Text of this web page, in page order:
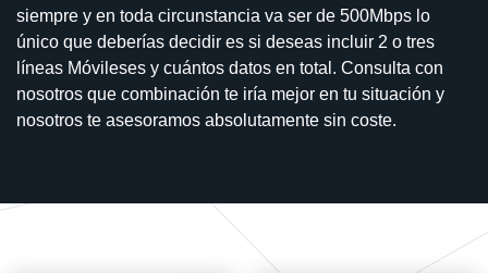
siempre y en toda circunstancia va ser de 500Mbps lo
único que deberías decidir es si deseas incluir 2 o tres
líneas Móvileses y cuántos datos en total. Consulta con
nosotros que combinación te iría mejor en tu situación y
nosotros te asesoramos absolutamente sin coste.